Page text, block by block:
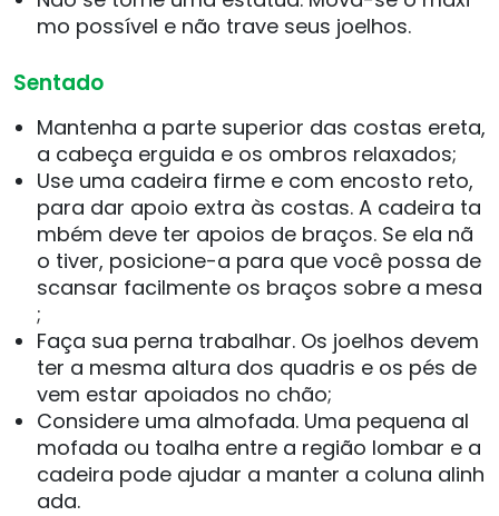
mo possível e não trave seus joelhos.
Sentado
Mantenha a parte superior das costas ereta,
a cabeça erguida e os ombros relaxados;
Use uma cadeira firme e com encosto reto,
para dar apoio extra às costas. A cadeira ta
mbém deve ter apoios de braços. Se ela nã
o tiver, posicione-a para que você possa de
scansar facilmente os braços sobre a mesa
;
Faça sua perna trabalhar. Os joelhos devem
ter a mesma altura dos quadris e os pés de
vem estar apoiados no chão;
Considere uma almofada. Uma pequena al
mofada ou toalha entre a região lombar e a
cadeira pode ajudar a manter a coluna alinh
ada.